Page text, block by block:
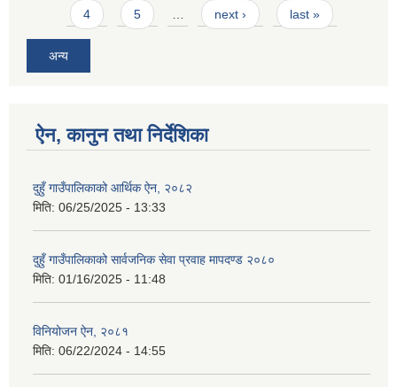
4 5 … next › last »
अन्य
ऐन, कानुन तथा निर्देशिका
दुहुँ गाउँपालिकाको आर्थिक ऐन, २०८२
मिति: 06/25/2025 - 13:33
दुहुँ गाउँपालिकाको सार्वजनिक सेवा प्रवाह मापदण्ड २०८०
मिति: 01/16/2025 - 11:48
विनियोजन ऐन, २०८१
मिति: 06/22/2024 - 14:55